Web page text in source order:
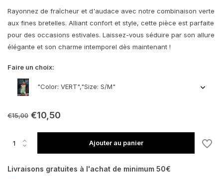
Rayonnez de fraîcheur et d'audace avec notre combinaison verte
aux fines bretelles. Alliant confort et style, cette pièce est parfaite
pour des occasions estivales. Laissez-vous séduire par son allure
élégante et son charme intemporel dès maintenant !
Faire un choix:
"Color: VERT","Size: S/M"
€15,00 €10,50
Ajouter au panier
Livraisons gratuites à l'achat de minimum 50€